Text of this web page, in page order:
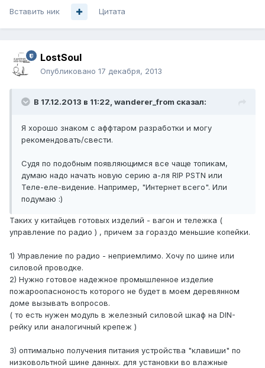
Вставить ник Цитата
LostSoul
Опубликовано 17 декабря, 2013
В 17.12.2013 в 11:22, wanderer_from сказал:
Я хорошо знаком с аффтаром разработки и могу
рекомендовать/свести.
Судя по подобным появляющимся все чаще топикам,
думаю надо начать новую серию а-ля RIP PSTN или
Теле-еле-видение. Например, "Интернет всего". Или
подумаю :)
Таких у китайцев готовых изделий - вагон и тележка (
управление по радио ) , причем за гораздо меньшие копейки.
1) Управление по радио - неприемлимо. Хочу по шине или
силовой проводке.
2) Нужно готовое надежное промышленное изделие
пожароопасноность которого не будет в моем деревянном
доме вызывать вопросов.
( то есть нужен модуль в железный силовой шкаф на DIN-
рейку или аналогичный крепеж )
3) оптимально получения питания устройства "клавиши" по
низковольтной шине данных. для установки во влажные